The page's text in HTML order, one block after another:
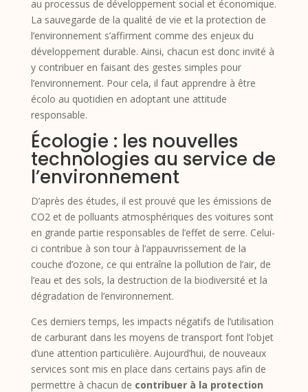
au processus de développement social et économique.
La sauvegarde de la qualité de vie et la protection de
l’environnement s’affirment comme des enjeux du
développement durable. Ainsi, chacun est donc invité à
y contribuer en faisant des gestes simples pour
l’environnement. Pour cela, il faut apprendre à être
écolo au quotidien en adoptant une attitude
responsable.
Écologie : les nouvelles
technologies au service de
l’environnement
D’après des études, il est prouvé que les émissions de
CO2 et de polluants atmosphériques des voitures sont
en grande partie responsables de l’effet de serre. Celui-
ci contribue à son tour à l’appauvrissement de la
couche d’ozone, ce qui entraîne la pollution de l’air, de
l’eau et des sols, la destruction de la biodiversité et la
dégradation de l’environnement.
Ces derniers temps, les impacts négatifs de l’utilisation
de carburant dans les moyens de transport font l’objet
d’une attention particulière. Aujourd’hui, de nouveaux
services sont mis en place dans certains pays afin de
permettre à chacun de contribuer à la protection